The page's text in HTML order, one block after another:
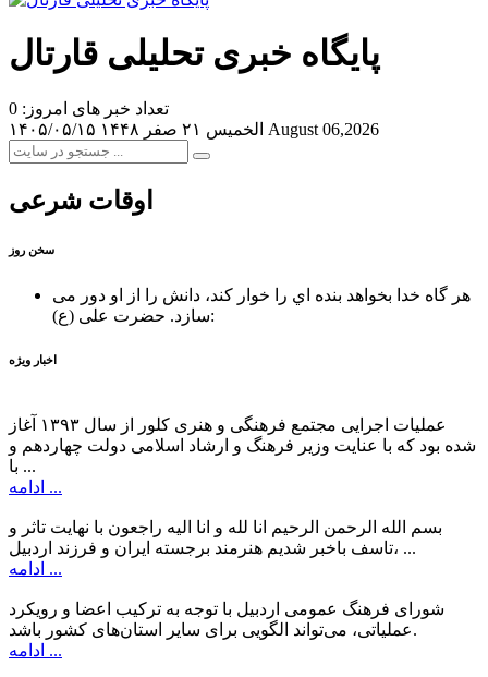
پایگاه خبری تحلیلی قارتال
تعداد خبر های امروز: 0
۱۴۰۵/۰۵/۱۵
الخميس ۲۱ صفر ۱۴۴۸ August 06,2026
اوقات شرعی
سخن روز
هر گاه خدا بخواهد بنده اي را خوار كند، دانش را از او دور می
سازد.حضرت علی (ع):
اخبار ویژه
عملیات اجرایی مجتمع فرهنگی و هنری کلور از سال ۱۳۹۳ آغاز
شده بود که با عنایت وزیر فرهنگ و ارشاد اسلامی دولت چهاردهم و
با ...
ادامه ...
بسم الله الرحمن الرحیم انا لله و انا الیه راجعون با نهایت تاثر و
تاسف باخبر شدیم هنرمند برجسته ایران و فرزند اردبیل، ...
ادامه ...
شورای فرهنگ عمومی اردبیل با توجه به ترکیب اعضا و رویکرد
عملیاتی، می‌تواند الگویی برای سایر استان‌های کشور باشد.
ادامه ...